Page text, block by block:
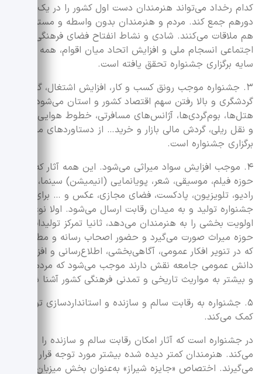
کدام رخداد می‌تواند هنرمندان دست اول کشور را در یک مکان
دورهم جمع کند. مردم و هنرمندان بدون واسطه و مستقیم با
هم ملاقات می‌کنند. شادی و نشاط انفتاح فضای فرهنگی،
اجتماعی انسجام ملی و افزایش اتحاد میان اقوام، همه در
سایه برگزاری جشنواره تحقق یافته است.
۳. جشنواره موجب رونق کسب و کار، افزایش اشتغال، گسترش
گردشگری و بالا رفتن سهم اقتصاد کشور و استان می‌شود. از
هتل‌ها، بوم‌گردی‌ها، آژانس‌های مسافرتی، خطوط هوایی، حمل
و نقل ریلی، گردش مالی بازار و خرید… از دستاوردهای مهم
برگزاری جشنواره است.
۴. موجب افزایش سواد میراثی می‌شود. این همه آثار که در
حوزه فیلم، موسیقی، شعر، پویانمایی (انیمیشن) سینما، تئاتر،
رادیو، تلویزیون، پادکست، فضای مجازی، عکس و … برای
جشنواره تولید و به میدان رقابت ارسال می‌شود. اولا نوعی
اولویت بخشی را به هنرمندان می‌دهد، ثانیا تمرکز تولیدات بر
حوزه میراث صورت می‌گیرد و حضور اصحاب رسانه و مطبوعات
که در تنویر افکار عمومی، آگاهی‌بخشی، اطلاع‌رسانی و افزایش
دانش عمومی جامعه نقش دارند موجب می‌شود که مردم بهتر
و بیشتر به مواریث تاریخی و تمدنی فرهنگی کشور آشنا شوند.
۵. جشنواره به رقابت سالم و سازنده و استانداردسازی تولیدات
کمک می‌کند.
در جشنواره است که آثار امکان رقابت سالم و سازنده را پیدا
می‌کند. هنرمندان کمتر دیده شده بیشتر مورد توجه قرار
می‌گیرند. اختصاص «جایزه شیراز» به‌عنوان بخش میزبان